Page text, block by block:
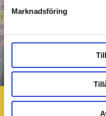
Marknadsföring